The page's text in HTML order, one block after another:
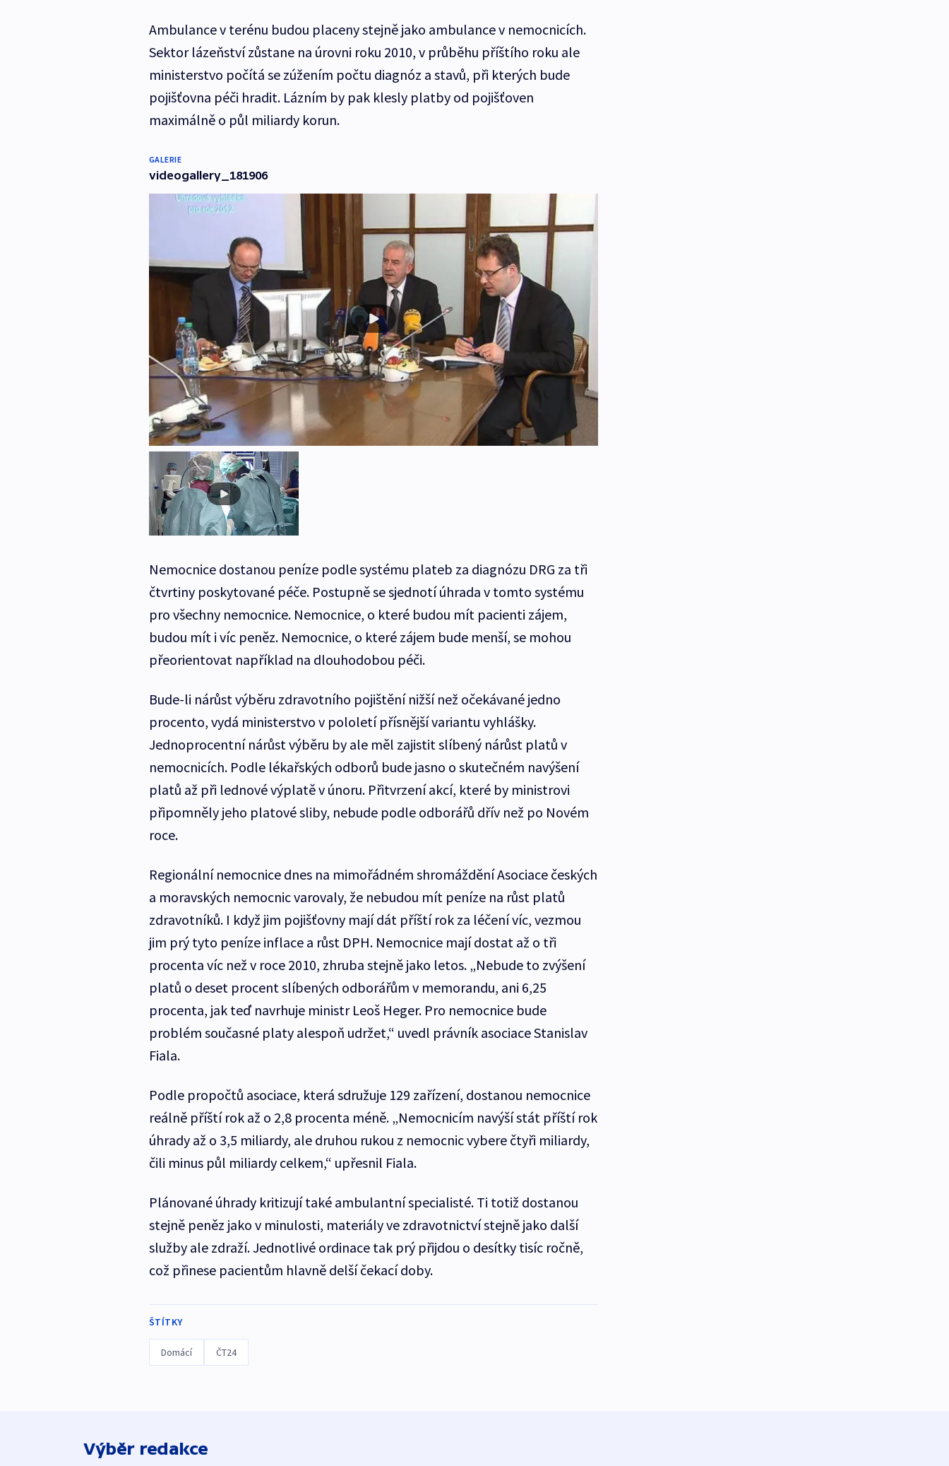
Ambulance v terénu budou placeny stejně jako ambulance v nemocnicích.
Sektor lázeňství zůstane na úrovni roku 2010, v průběhu příštího roku ale
ministerstvo počítá se zúžením počtu diagnóz a stavů, při kterých bude
pojišťovna péči hradit. Lázním by pak klesly platby od pojišťoven
maximálně o půl miliardy korun.
GALERIE
videogallery_181906
Nemocnice dostanou peníze podle systému plateb za diagnózu DRG za tři
čtvrtiny poskytované péče. Postupně se sjednotí úhrada v tomto systému
pro všechny nemocnice. Nemocnice, o které budou mít pacienti zájem,
budou mít i víc peněz. Nemocnice, o které zájem bude menší, se mohou
přeorientovat například na dlouhodobou péči.
Bude-li nárůst výběru zdravotního pojištění nižší než očekávané jedno
procento, vydá ministerstvo v pololetí přísnější variantu vyhlášky.
Jednoprocentní nárůst výběru by ale měl zajistit slíbený nárůst platů v
nemocnicích. Podle lékařských odborů bude jasno o skutečném navýšení
platů až při lednové výplatě v únoru. Přitvrzení akcí, které by ministrovi
připomněly jeho platové sliby, nebude podle odborářů dřív než po Novém
roce.
Regionální nemocnice dnes na mimořádném shromáždění Asociace českých
a moravských nemocnic varovaly, že nebudou mít peníze na růst platů
zdravotníků. I když jim pojišťovny mají dát příští rok za léčení víc, vezmou
jim prý tyto peníze inflace a růst DPH. Nemocnice mají dostat až o tři
procenta víc než v roce 2010, zhruba stejně jako letos. „Nebude to zvýšení
platů o deset procent slíbených odborářům v memorandu, ani 6,25
procenta, jak teď navrhuje ministr Leoš Heger. Pro nemocnice bude
problém současné platy alespoň udržet,“ uvedl právník asociace Stanislav
Fiala.
Podle propočtů asociace, která sdružuje 129 zařízení, dostanou nemocnice
reálně příští rok až o 2,8 procenta méně. „Nemocnicím navýší stát příští rok
úhrady až o 3,5 miliardy, ale druhou rukou z nemocnic vybere čtyři miliardy,
čili minus půl miliardy celkem,“ upřesnil Fiala.
Plánované úhrady kritizují také ambulantní specialisté. Ti totiž dostanou
stejně peněz jako v minulosti, materiály ve zdravotnictví stejně jako další
služby ale zdraží. Jednotlivé ordinace tak prý přijdou o desítky tisíc ročně,
což přinese pacientům hlavně delší čekací doby.
ŠTÍTKY
Domácí ČT24
Výběr redakce